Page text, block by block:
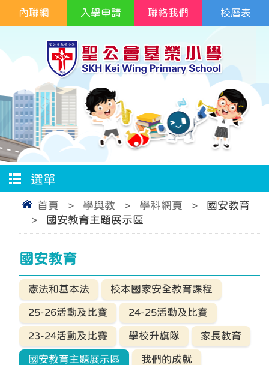
校曆表
內聯網 入學申請 聯絡我們
選單
首頁 > 學與教 > 學科網頁 >
國安教育
>
國安教育主題展示區
國安教育
憲法和基本法 校本國家安全教育課程
25-26活動及比賽 24-25活動及比賽
23-24活動及比賽 學校升旗隊 家長教育
國安教育主題展示區 我們的成就